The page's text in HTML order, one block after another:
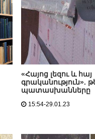
«Հայոց լեզու և հայ
գրականություն».
պատասխանները
15:54-29.01.23